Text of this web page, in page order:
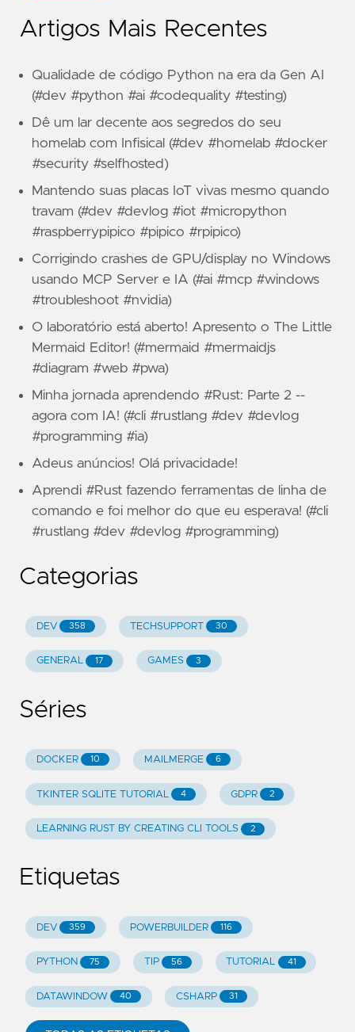
Artigos Mais Recentes
Qualidade de código Python na era da Gen AI
(#dev #python #ai #codequality #testing)
Dê um lar decente aos segredos do seu
homelab com Infisical (#dev #homelab #docker
#security #selfhosted)
Mantendo suas placas IoT vivas mesmo quando
travam (#dev #devlog #iot #micropython
#raspberrypipico #pipico #rpipico)
Corrigindo crashes de GPU/display no Windows
usando MCP Server e IA (#ai #mcp #windows
#troubleshoot #nvidia)
O laboratório está aberto! Apresento o The Little
Mermaid Editor! (#mermaid #mermaidjs
#diagram #web #pwa)
Minha jornada aprendendo #Rust: Parte 2 --
agora com IA! (#cli #rustlang #dev #devlog
#programming #ia)
Adeus anúncios! Olá privacidade!
Aprendi #Rust fazendo ferramentas de linha de
comando e foi melhor do que eu esperava! (#cli
#rustlang #dev #devlog #programming)
Categorias
DEV 358 TECHSUPPORT 30
GENERAL 17 GAMES 3
Séries
DOCKER 10 MAILMERGE 6
TKINTER SQLITE TUTORIAL 4 GDPR 2
LEARNING RUST BY CREATING CLI TOOLS 2
Etiquetas
DEV 359 POWERBUILDER 116
PYTHON 75 TIP 56 TUTORIAL 41
DATAWINDOW 40 CSHARP 31